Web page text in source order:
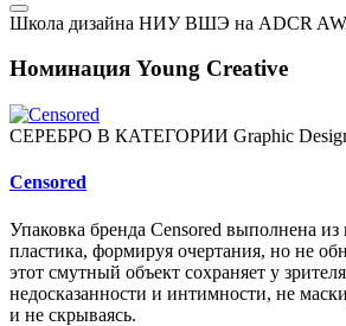
Школа дизайна НИУ ВШЭ на ADCR
Номинация Young Creative
СЕРЕБРО В КАТЕГОРИИ Graphic
Сensored
Упаковка бренда Сensored выполнена из
пластика, формируя очертания, но не
этот смутный объект сохраняет у
недосказанности и интимности, не
и не скрываясь.